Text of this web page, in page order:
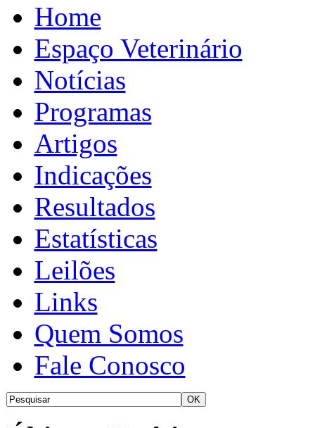
Home
Espaço Veterinário
Notícias
Programas
Artigos
Indicações
Resultados
Estatísticas
Leilões
Links
Quem Somos
Fale Conosco